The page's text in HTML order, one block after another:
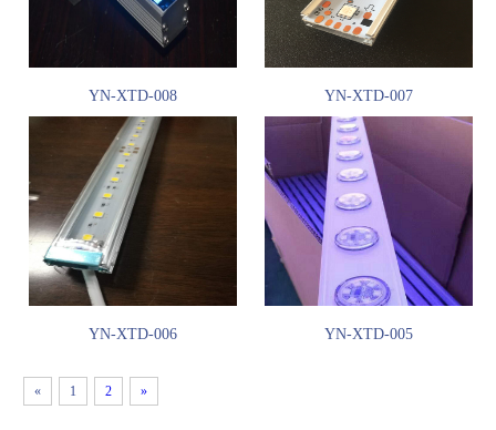
YN-XTD-008 YN-XTD-007
YN-XTD-006 YN-XTD-005
« 1 2 »